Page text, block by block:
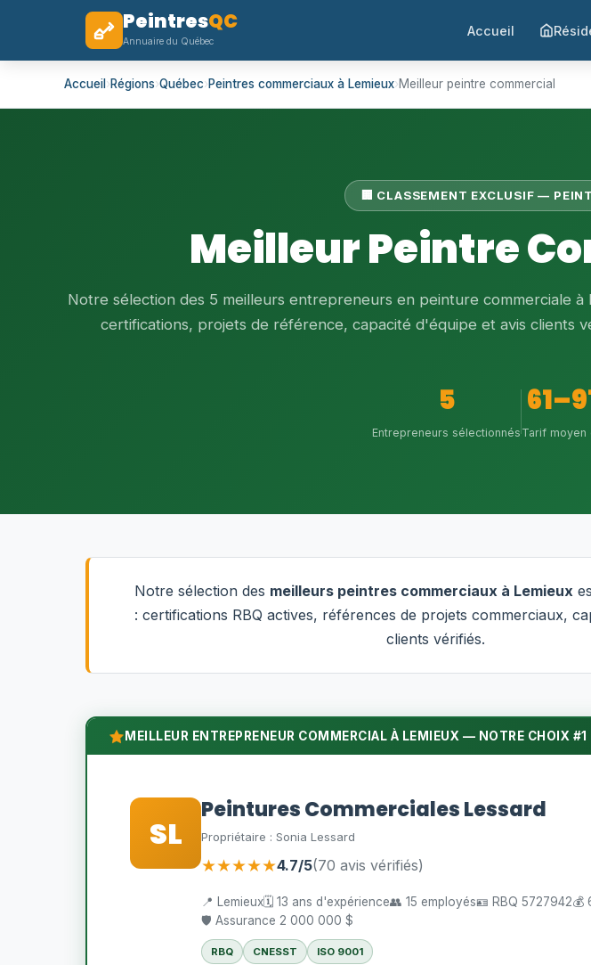
PeintresQC
Annuaire du Québec
Accueil
Accueil ›Régions›Québec›Peintres commerciaux à Lemieux›Meilleur peintre commercial
🏢 CLASSEMENT EXCLUSIF —
Meilleur Peintre
Notre sélection des 5 meilleurs entrepreneurs en peinture commerciale
certifications, projets de référence, capacité d'équipe et avis clients
5
Entrepreneurs sélectionnés Tarif moyen
Notre sélection des meilleurs peintres commerciaux à Lemieux
: certifications RBQ actives, références de projets commerciaux,
clients vérifiés.
MEILLEUR ENTREPRENEUR COMMERCIAL À LEMIEUX — NOTRE CHOIX #1
SL
Peintures Commerciales Lessard
Propriétaire : Sonia Lessard
★★★★★4.7/5(70 avis vérifiés)
📍 Lemieux🗓️ 13 ans d'expérience👥 15 employés🪪 RBQ 5727942💰
🛡️ Assurance 2 000 000 $
RBQ CNESST ISO 9001